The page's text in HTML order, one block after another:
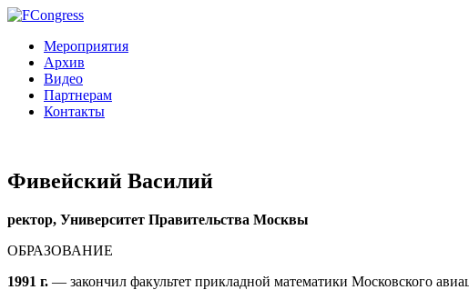
Мероприятия
Архив
Видео
Партнерам
Контакты
Фивейский Василий
ректор, Университет Правительства Москвы
ОБРАЗОВАНИЕ
1991 г. — закончил факультет прикладной математики Московского